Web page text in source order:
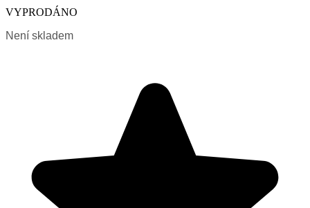
VYPRODÁNO
Není skladem